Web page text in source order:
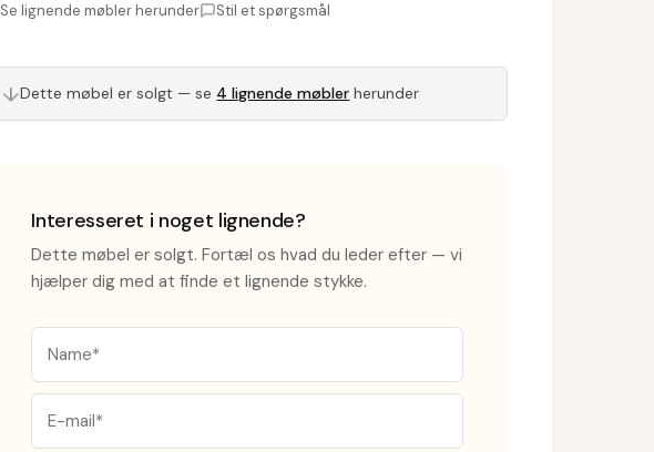
Se lignende møbler herunder
Stil et spørgsmål
↓Dette møbel er solgt — se 4 lignende møbler herunder
Interesseret i noget lignende?
Dette møbel er solgt. Fortæl os hvad du leder efter — vi
hjælper dig med at finde et lignende stykke.